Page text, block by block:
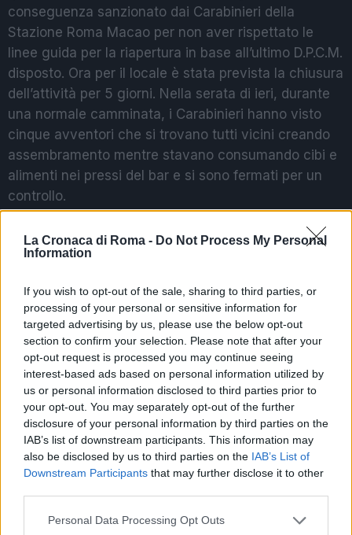
La Cronaca di Roma - Do Not Process My Personal
Information
If you wish to opt-out of the sale, sharing to third parties, or
processing of your personal or sensitive information for
targeted advertising by us, please use the below opt-out
section to confirm your selection. Please note that after your
opt-out request is processed you may continue seeing
interest-based ads based on personal information utilized by
us or personal information disclosed to third parties prior to
your opt-out. You may separately opt-out of the further
disclosure of your personal information by third parties on the
IAB’s list of downstream participants. This information may
also be disclosed by us to third parties on the IAB’s List of
Downstream Participants that may further disclose it to other
Please note that this website/app uses one or more Google
Personal Data Processing Opt Outs
conseguenza sanzionato dai Carabinieri della
Stazione Roma Macao per non aver rispettato le
linee guida per la riapertura in base all’ultimo D.P.C.M.
disposto. Ora per il locale è stata prevista la chiusura
dell’attività per 5 giorni. Nella serata di ieri, durante
una normale camminata, i Carabinieri hanno visto
cinque avventori che si trovano tutti vicini creando
assembramento mentre stavano consumando cibi e
alimenti nei pressi del bar e si sono fermati per un
controllo.
A questo punto non hanno potuto che emettere una
sanzione per i clienti per una somma complessiva di
titolare, un cittadino cinese di 43 anni, aveva
protratto l’apertura dell’esercizio dopo le ore 18,
consentendo, con il servizio di asporto, la
consumazione sul posto o nelle adiacenze del bar, in
violazione delle norme anti-Covid19.
POTREBBE INTERESSARTI
Fiumicino, squalo attacca un
pescatore: attimi di terrore sul
lungomare romano